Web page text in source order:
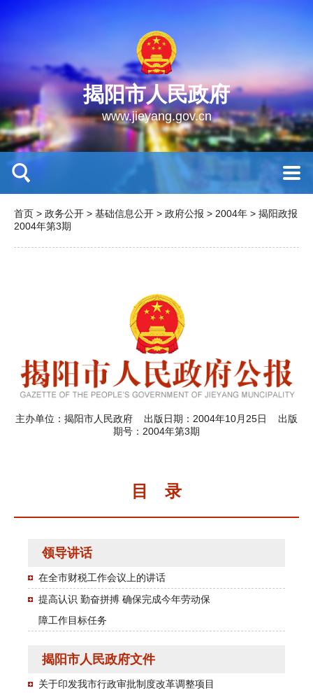
揭阳市人民政府
www.jieyang.gov.cn
首页 > 政务公开 > 基础信息公开 > 政府公报 > 2004年 > 揭阳政报
2004年第3期
主办单位：揭阳市人民政府 出版日期：2004年10月25日 出版
期号：2004年第3期
目 录
领导讲话
在全市财税工作会议上的讲话
提高认识 勤奋拼搏 确保完成今年劳动保
障工作目标任务
揭阳市人民政府文件
关于印发我市行政审批制度改革调整项目